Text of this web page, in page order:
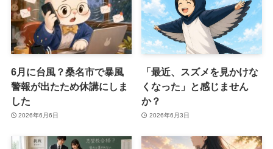
6月に台風？桑名市で暴風
警報が出たため休講にしま
した
2026年6月6日
「最近、スズメを見かけな
くなった」と感じません
か？
2026年6月3日